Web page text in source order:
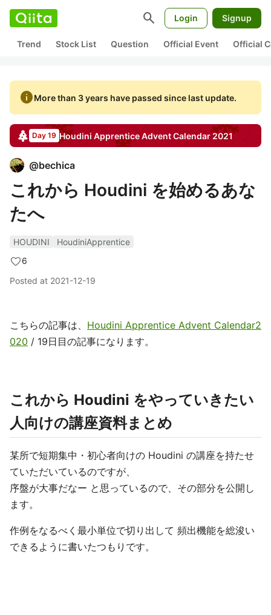
search Login Signup
Trend Stock List Question Official Event Official
infoMore than 3 years have passed since last update.
Day 19 Houdini ApprenticeAdvent Calendar2021
@bechica
これから Houdini を始めるあな
たへ
HOUDINI
HoudiniApprentice
6
Posted at 2021-12-19
こちらの記事は、 Houdini Apprentice Advent Calendar2
020 / 19日目の記事になります。
これから Houdini をやっていきたい
人向けの講座資料まとめ
某所で短期集中・初心者向けの Houdini の講座を持たせ
ていただいているのですが、
序盤が大事だなー と思っているので、その部分を公開し
ます。
作例をなるべく最小単位で切り出して 頻出機能を総浚い
できるように書いたつもりです。